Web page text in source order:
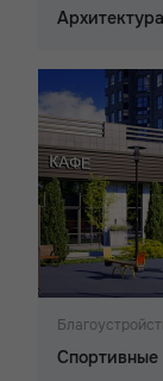
Архитектура